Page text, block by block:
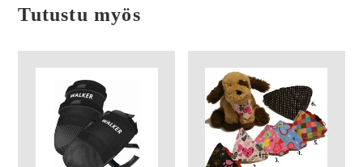
Tutustu myös